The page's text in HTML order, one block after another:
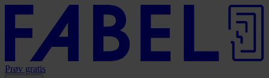
Prøv gratis